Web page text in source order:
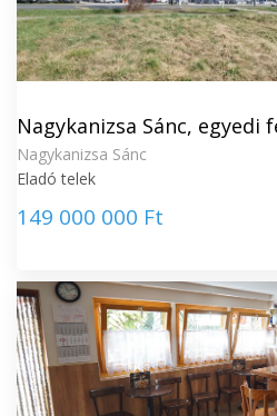
Nagykanizsa Sánc,
Nagykanizsa Sánc
Eladó telek
149 000 000 Ft